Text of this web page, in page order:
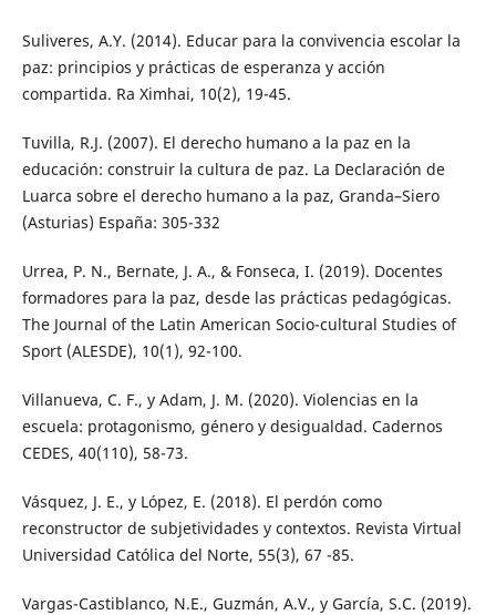
Suliveres, A.Y. (2014). Educar para la convivencia escolar la
paz: principios y prácticas de esperanza y acción
compartida. Ra Ximhai, 10(2), 19-45.
Tuvilla, R.J. (2007). El derecho humano a la paz en la
educación: construir la cultura de paz. La Declaración de
Luarca sobre el derecho humano a la paz, Granda–Siero
(Asturias) España: 305-332
Urrea, P. N., Bernate, J. A., & Fonseca, I. (2019). Docentes
formadores para la paz, desde las prácticas pedagógicas.
The Journal of the Latin American Socio-cultural Studies of
Sport (ALESDE), 10(1), 92-100.
Villanueva, C. F., y Adam, J. M. (2020). Violencias en la
escuela: protagonismo, género y desigualdad. Cadernos
CEDES, 40(110), 58-73.
Vásquez, J. E., y López, E. (2018). El perdón como
reconstructor de subjetividades y contextos. Revista Virtual
Universidad Católica del Norte, 55(3), 67 -85.
Vargas-Castiblanco, N.E., Guzmán, A.V., y García, S.C. (2019).